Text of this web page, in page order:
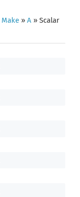
Make » A » Scalar